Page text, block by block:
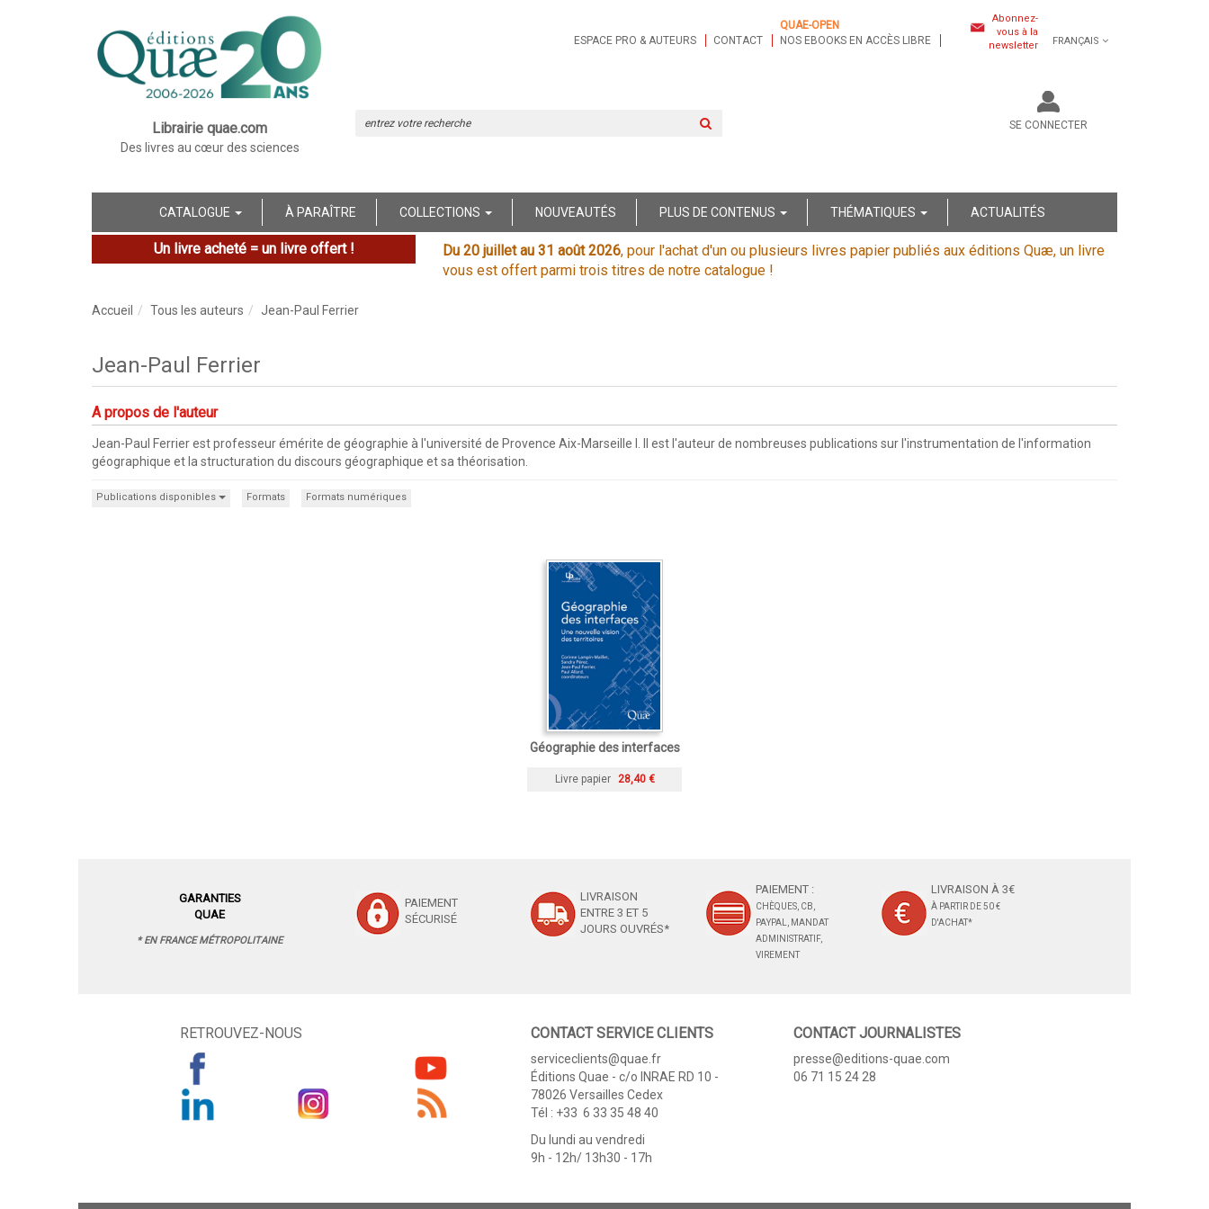
Librairie quae.com
Des livres au cœur des sciences
ESPACE PRO & AUTEURS CONTACT
QUAE-OPEN
NOS EBOOKS EN ACCÈS LIBRE
Abonnez-
vous à la
newsletter
FRANÇAIS
SE CONNECTER
CATALOGUE À PARAÎTRE COLLECTIONS NOUVEAUTÉS PLUS DE CONTENUS THÉMATIQUES ACTUALITÉS
Un livre acheté = un livre offert ! Du 20 juillet au 31 août 2026, pour l'achat d'un ou plusieurs livres papier publiés aux éditions Quæ, un livre
vous est offert parmi trois titres de notre catalogue !
Accueil Tous les auteurs Jean-Paul Ferrier
Jean-Paul Ferrier
A propos de l'auteur
Jean-Paul Ferrier est professeur émérite de géographie à l'université de Provence Aix-Marseille I. Il est l'auteur de nombreuses publications sur l'instrumentation de l'information
géographique et la structuration du discours géographique et sa théorisation.
Publications disponibles Formats Formats numériques
Géographie des interfaces
Livre papier 28,40 €
GARANTIES
QUAE
* EN FRANCE MÉTROPOLITAINE
PAIEMENT
SÉCURISÉ
LIVRAISON
ENTRE 3 ET 5
JOURS OUVRÉS*
PAIEMENT :
CHÈQUES, CB,
PAYPAL, MANDAT
ADMINISTRATIF,
VIREMENT
LIVRAISON À 3€
À PARTIR DE 50 €
D'ACHAT*
RETROUVEZ-NOUS CONTACT SERVICE CLIENTS
serviceclients@quae.fr
Éditions Quae - c/o INRAE RD 10 -
78026 Versailles Cedex
Tél : +33 6 33 35 48 40
Du lundi au vendredi
9h - 12h/ 13h30 - 17h
CONTACT JOURNALISTES
presse@editions-quae.com
06 71 15 24 28